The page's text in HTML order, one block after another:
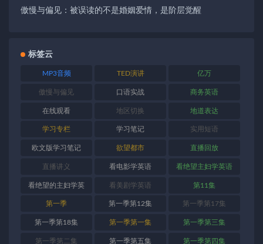
傲慢与偏见：被误读的不是婚姻爱情，是阶层觉醒
标签云
MP3音频 TED演讲 亿万
傲慢与偏见 口语实战 商务英语
在线观看 地区切换 地道表达
学习专栏 学习笔记 实用短语
欧文版学习笔记 欲望都市 直播回放
直播讲义 看电影学英语 看绝望主妇学英语
看绝望的主妇学英
语
看美剧学英语 第11集
第一季 第一季第12集 第一季第17集
第一季第18集 第一季第一集 第一季第三集
第一季第二集 第一季第五集 第一季第四集